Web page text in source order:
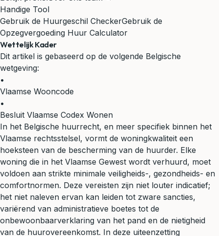
Handige Tool
Gebruik de Huurgeschil CheckerGebruik de
Opzegvergoeding Huur Calculator
Wettelijk Kader
Dit artikel is gebaseerd op de volgende Belgische
wetgeving:
•
Vlaamse Wooncode
•
Besluit Vlaamse Codex Wonen
In het Belgische huurrecht, en meer specifiek binnen het
Vlaamse rechtsstelsel, vormt de woningkwaliteit een
hoeksteen van de bescherming van de huurder. Elke
woning die in het Vlaamse Gewest wordt verhuurd, moet
voldoen aan strikte minimale veiligheids-, gezondheids- en
comfortnormen. Deze vereisten zijn niet louter indicatief;
het niet naleven ervan kan leiden tot zware sancties,
variërend van administratieve boetes tot de
onbewoonbaarverklaring van het pand en de nietigheid
van de huurovereenkomst. In deze uiteenzetting